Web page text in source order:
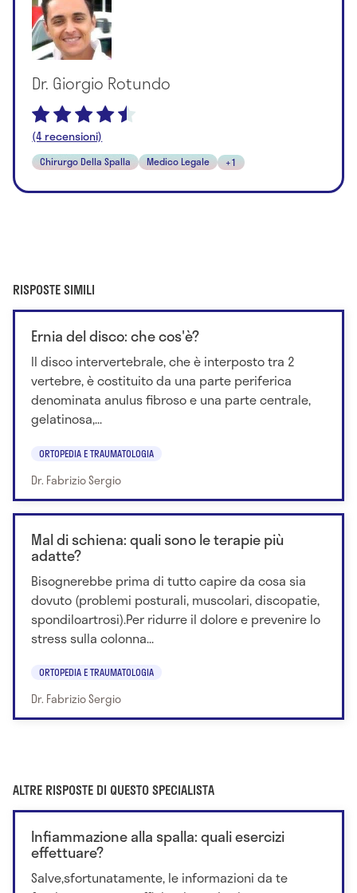
Dr. Giorgio Rotundo
(4 recensioni)
Chirurgo Della Spalla Medico Legale +1
RISPOSTE SIMILI
Ernia del disco: che cos'è?
Il disco intervertebrale, che è interposto tra 2
vertebre, è costituito da una parte periferica
denominata anulus fibroso e una parte centrale,
gelatinosa,...
ORTOPEDIA E TRAUMATOLOGIA
Dr. Fabrizio Sergio
Mal di schiena: quali sono le terapie più
adatte?
Bisognerebbe prima di tutto capire da cosa sia
dovuto (problemi posturali, muscolari, discopatie,
spondiloartrosi).Per ridurre il dolore e prevenire lo
stress sulla colonna...
ORTOPEDIA E TRAUMATOLOGIA
Dr. Fabrizio Sergio
ALTRE RISPOSTE DI QUESTO SPECIALISTA
Infiammazione alla spalla: quali esercizi
effettuare?
Salve,sfortunatamente, le informazioni da te